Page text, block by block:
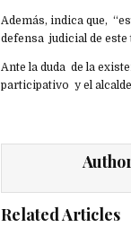
Además, indica que,
defensa judicial de este
Ante la duda de la
participativo y el
Related Articles